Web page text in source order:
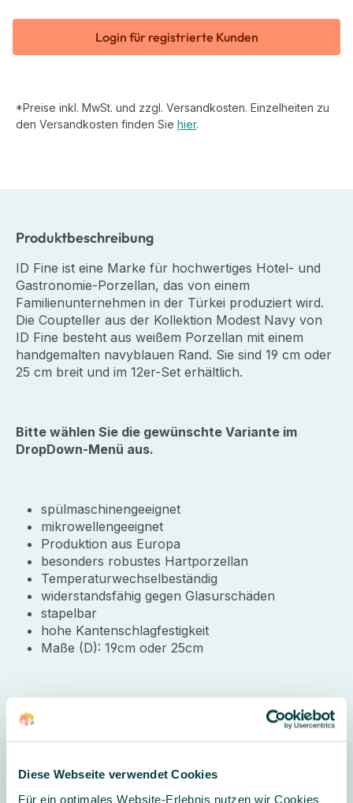
Diese Webseite verwendet Cookies
Für ein optimales Website-Erlebnis nutzen wir Cookies
Login für registrierte Kunden
*Preise inkl. MwSt. und zzgl. Versandkosten. Einzelheiten zu
den Versandkosten finden Sie hier.
Produktbeschreibung
ID Fine ist eine Marke für hochwertiges Hotel- und
Gastronomie-Porzellan, das von einem
Familienunternehmen in der Türkei produziert wird.
Die Coupteller aus der Kollektion Modest Navy von
ID Fine besteht aus weißem Porzellan mit einem
handgemalten navyblauen Rand. Sie sind 19 cm oder
25 cm breit und im 12er-Set erhältlich.
Bitte wählen Sie die gewünschte Variante im
DropDown-Menü aus.
spülmaschinengeeignet
mikrowellengeeignet
Produktion aus Europa
besonders robustes Hartporzellan
Temperaturwechselbeständig
widerstandsfähig gegen Glasurschäden
stapelbar
hohe Kantenschlagfestigkeit
Maße (D): 19cm oder 25cm